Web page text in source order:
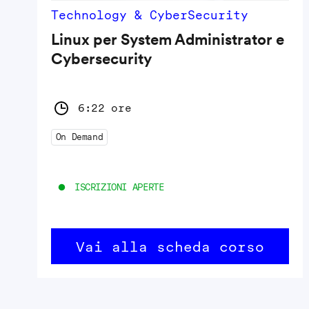
Technology & CyberSecurity
Linux per System Administrator e
Cybersecurity
6:22 ore
On Demand
ISCRIZIONI APERTE
Vai alla scheda corso